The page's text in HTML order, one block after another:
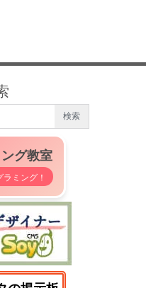
グ教室
ミング！